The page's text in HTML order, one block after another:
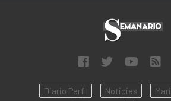
Diario Perfil Noticias